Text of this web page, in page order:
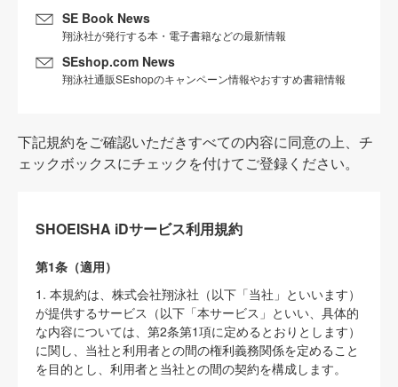
SE Book News
翔泳社が発行する本・電子書籍などの最新情報
SEshop.com News
翔泳社通販SEshopのキャンペーン情報やおすすめ書籍情報
下記規約をご確認いただきすべての内容に同意の上、チ
ェックボックスにチェックを付けてご登録ください。
SHOEISHA iDサービス利用規約
第1条（適用）
1. 本規約は、株式会社翔泳社（以下「当社」といいます）
が提供するサービス（以下「本サービス」といい、具体的
な内容については、第2条第1項に定めるとおりとします）
に関し、当社と利用者との間の権利義務関係を定めること
を目的とし、利用者と当社との間の契約を構成します。